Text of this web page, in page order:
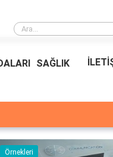
Müşteri Hizmetleri
SAĞLIK
Örnekleri